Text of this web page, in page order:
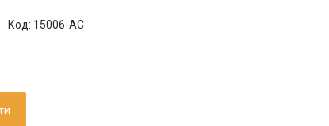
Код: 15006-AC